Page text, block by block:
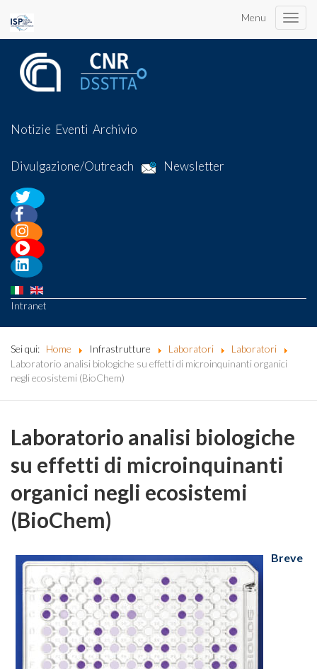
Menu
Toggle
Notizie Eventi Archivio
Divulgazione/Outreach Newsletter
Intranet
Sei qui: Home Infrastrutture Laboratori
Laboratori
Laboratorio analisi biologiche su effetti di microinquinanti organici
negli ecosistemi (BioChem)
Laboratorio analisi biologiche
su effetti di microinquinanti
organici negli ecosistemi
(BioChem)
Breve